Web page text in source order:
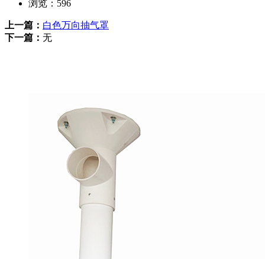
浏览： 596
上一篇： 白色万向抽气罩
下一篇： 无